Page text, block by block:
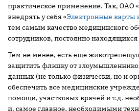
практическое применение. Так, ОАО
внедрять у себя «Электронные карты
тем самым качество медицинского
сотрудников, постоянно находящихся
Тем не менее, есть еще
защитить флэшку от
данных (не только физически, но и
обеспечить все медицинские
помощи, участковых врачей и т.д.
и, самое главное, необходимыми